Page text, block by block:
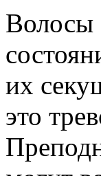
Волосы
их
это